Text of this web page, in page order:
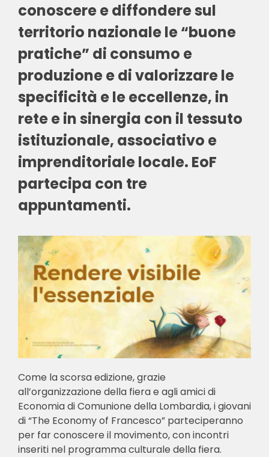
conoscere e diffondere sul
territorio nazionale le “buone
pratiche” di consumo e
produzione e di valorizzare le
specificità e le eccellenze, in
rete e in sinergia con il tessuto
istituzionale, associativo e
imprenditoriale locale. EoF
partecipa con tre
appuntamenti.
Come la scorsa edizione, grazie
all’organizzazione della fiera e agli amici di
Economia di Comunione della Lombardia, i giovani
di “The Economy of Francesco” parteciperanno
per far conoscere il movimento, con incontri
inseriti nel programma culturale della fiera.